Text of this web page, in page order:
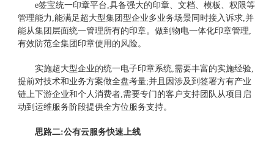
e签宝统一印章平台,具备强大的印章、文档、模板、权限等
管理能力,能满足超大型集团 型企业多业务场景同时接入诉求,并
能从集团层面统一管理所有的印章。做到物电一体化印章管理,
有效防范全集团印章使用的风险。
实施超大型企业的统一电子印章系统,需要丰富的实施经验,
提前对技术和业务方案做全盘考量;并且因涉及到签署方有产业
链上下游企业和个人消费者,需要专门的客户支持团队从项目启
动到运维服务阶段提供全方位服务支持。
思路二:公有云服务快速上线